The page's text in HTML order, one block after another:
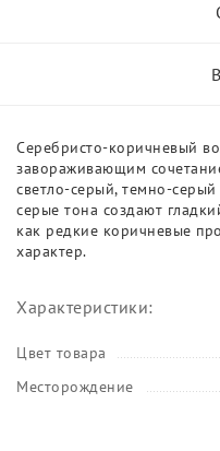
Серебристо-коричневый
завораживающим
светло-серый, темно-
серые тона создают
как редкие коричневые
характер.
Характеристики:
Цвет товара
Месторождение